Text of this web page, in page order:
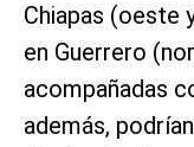
Chiapas (oeste
en Guerrero
acompañadas
además,